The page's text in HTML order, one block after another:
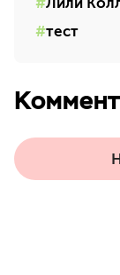
тест